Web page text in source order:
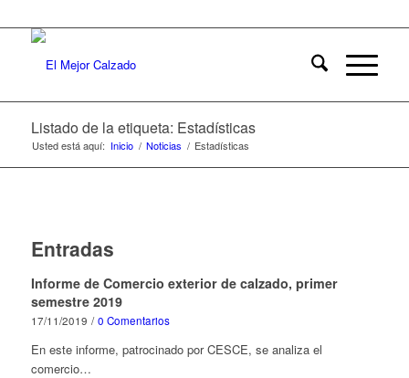
Listado de la etiqueta: Estadísticas
Usted está aquí: Inicio / Noticias / Estadísticas
Entradas
Informe de Comercio exterior de calzado, primer
semestre 2019
17/11/2019 / 0 Comentarios
En este informe, patrocinado por CESCE, se analiza el
comercio…